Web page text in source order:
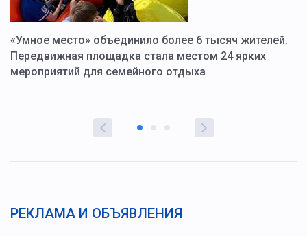
«Умное место» объединило более 6 тысяч жителей.
Передвижная площадка стала местом 24 ярких
мероприятий для семейного отдыха
РЕКЛАМА И ОБЪЯВЛЕНИЯ